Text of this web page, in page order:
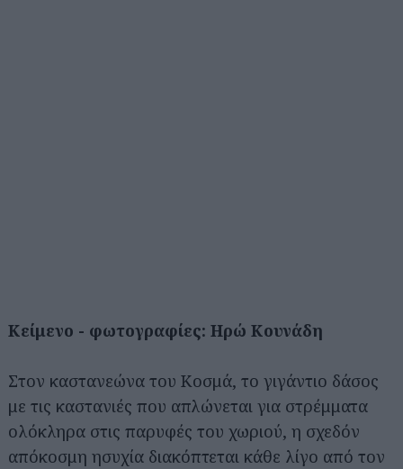
Κείμενο - φωτογραφίες: Ηρώ Κουνάδη
Στον καστανεώνα του Κοσμά, το γιγάντιο δάσος
με τις καστανιές που απλώνεται για στρέμματα
ολόκληρα στις παρυφές του χωριού, η σχεδόν
απόκοσμη ησυχία διακόπτεται κάθε λίγο από τον